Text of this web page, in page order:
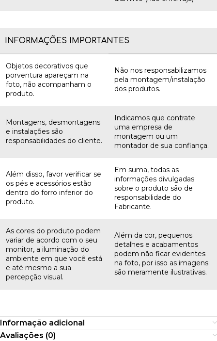
INFORMAÇÕES IMPORTANTES
Objetos decorativos que
porventura apareçam na
foto, não acompanham o
produto.
Não nos responsabilizamos
pela montagem/instalação
dos produtos.
Montagens, desmontagens
e instalações são
responsabilidades do cliente.
Indicamos que contrate
uma empresa de
montagem ou um
montador de sua confiança.
Além disso, favor verificar se
os pés e acessórios estão
dentro do forro inferior do
produto.
Em suma, todas as
informações divulgadas
sobre o produto são de
responsabilidade do
Fabricante.
As cores do produto podem
variar de acordo com o seu
monitor, a iluminação do
ambiente em que você está
e até mesmo a sua
percepção visual.
Além da cor, pequenos
detalhes e acabamentos
podem não ficar evidentes
na foto, por isso as imagens
são meramente ilustrativas.
Informação adicional
Avaliações (0)